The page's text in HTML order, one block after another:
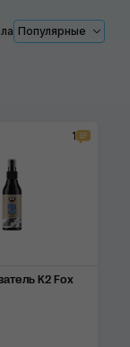
Популярные
1
K2 Fox